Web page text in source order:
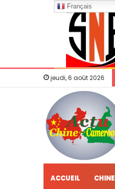
jeudi, 6 août 2026
ACCUEIL CHINE
Français